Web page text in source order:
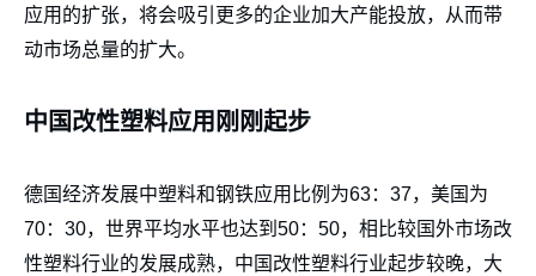
应用的扩张，将会吸引更多的企业加大产能投放，从而带
动市场总量的扩大。
中国改性塑料应用刚刚起步
德国经济发展中塑料和钢铁应用比例为63：37，美国为
70：30，世界平均水平也达到50：50，相比较国外市场改
性塑料行业的发展成熟，中国改性塑料行业起步较晚，大